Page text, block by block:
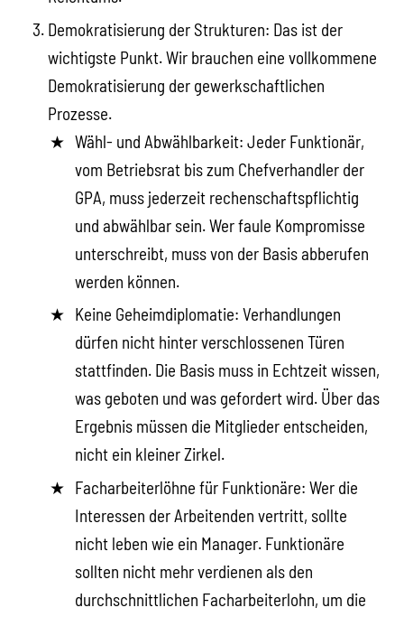
Demokratisierung der Strukturen: Das ist der
wichtigste Punkt. Wir brauchen eine vollkommene
Demokratisierung der gewerkschaftlichen
Prozesse.
Wähl- und Abwählbarkeit: Jeder Funktionär,
vom Betriebsrat bis zum Chefverhandler der
GPA, muss jederzeit rechenschaftspflichtig
und abwählbar sein. Wer faule Kompromisse
unterschreibt, muss von der Basis abberufen
werden können.
Keine Geheimdiplomatie: Verhandlungen
dürfen nicht hinter verschlossenen Türen
stattfinden. Die Basis muss in Echtzeit wissen,
was geboten und was gefordert wird. Über das
Ergebnis müssen die Mitglieder entscheiden,
nicht ein kleiner Zirkel.
Facharbeiterlöhne für Funktionäre: Wer die
Interessen der Arbeitenden vertritt, sollte
nicht leben wie ein Manager. Funktionäre
sollten nicht mehr verdienen als den
durchschnittlichen Facharbeiterlohn, um die